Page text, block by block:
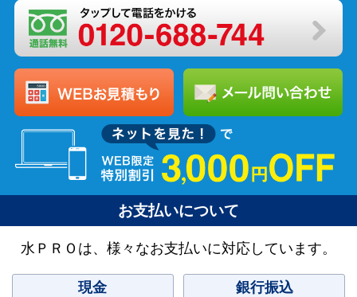
お支払いについて
水ＰＲＯは、様々なお支払いに対応しています。
現金 銀行振込